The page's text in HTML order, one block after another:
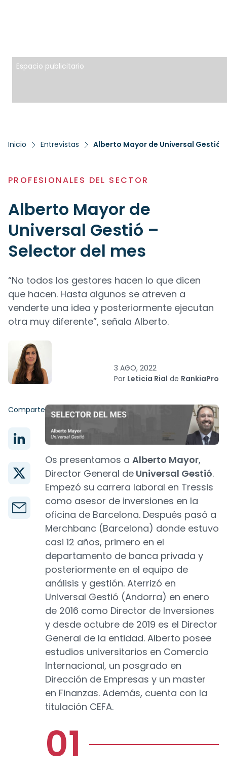
Espacio publicitario
Inicio Entrevistas Alberto Mayor de Universal Gestió
PROFESIONALES DEL SECTOR
Alberto Mayor de
Universal Gestió –
Selector del mes
“No todos los gestores hacen lo que dicen
que hacen. Hasta algunos se atreven a
venderte una idea y posteriormente ejecutan
otra muy diferente”, señala Alberto.
3 AGO, 2022
Por Leticia Rial de RankiaPro
Comparte
Os presentamos a Alberto Mayor,
Director General de Universal Gestió.
Empezó su carrera laboral en Tressis
como asesor de inversiones en la
oficina de Barcelona. Después pasó a
Merchbanc (Barcelona) donde estuvo
casi 12 años, primero en el
departamento de banca privada y
posteriormente en el equipo de
análisis y gestión. Aterrizó en
Universal Gestió (Andorra) en enero
de 2016 como Director de Inversiones
y desde octubre de 2019 es el Director
General de la entidad. Alberto posee
estudios universitarios en Comercio
Internacional, un posgrado en
Dirección de Empresas y un master
en Finanzas. Además, cuenta con la
titulación CEFA.